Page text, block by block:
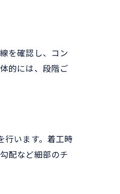
を確認し、コン
的には、段階ご
行います。着工時
配など細部のチ